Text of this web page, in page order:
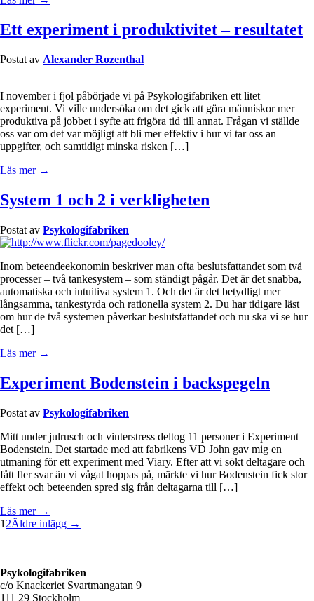
Ett experiment i produktivitet – resultatet
Postat av Alexander Rozenthal
I november i fjol påbörjade vi på Psykologifabriken ett litet
experiment. Vi ville undersöka om det gick att göra människor mer
produktiva på jobbet i syfte att frigöra tid till annat. Frågan vi ställde
oss var om det var möjligt att bli mer effektiv i hur vi tar oss an
uppgifter, och samtidigt minska risken […]
Läs mer →
System 1 och 2 i verkligheten
Postat av Psykologifabriken
Inom beteendeekonomin beskriver man ofta beslutsfattandet som två
processer – två tankesystem – som ständigt pågår. Det är det snabba,
automatiska och intuitiva system 1. Och det är det betydligt mer
långsamma, tankestyrda och rationella system 2. Du har tidigare läst
om hur de två systemen påverkar beslutsfattandet och nu ska vi se hur
det […]
Läs mer →
Experiment Bodenstein i backspegeln
Postat av Psykologifabriken
Mitt under julrusch och vinterstress deltog 11 personer i Experiment
Bodenstein. Det startade med att fabrikens VD John gav mig en
utmaning för ett experiment med Viary. Efter att vi sökt deltagare och
fått fler svar än vi vågat hoppas på, märkte vi hur Bodenstein fick stor
effekt och beteenden spred sig från deltagarna till […]
Läs mer →
1 2Äldre inlägg →
Psykologifabriken
c/o Knackeriet Svartmangatan 9
111 29 Stockholm